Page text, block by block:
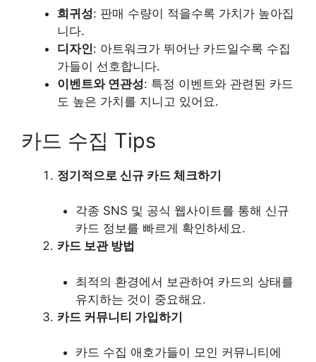
희귀성: 판매 수량이 적을수록 가치가 높아집
니다.
디자인: 아트워크가 뛰어난 카드일수록 수집
가들이 선호합니다.
이벤트와 연관성: 특정 이벤트와 관련된 카드
도 높은 가치를 지니고 있어요.
카드 수집 Tips
정기적으로 신규 카드 체크하기
각종 SNS 및 공식 웹사이트를 통해 신규
카드 정보를 빠르게 확인하세요.
카드 보관 방법
최적의 환경에서 보관하여 카드의 상태를
유지하는 것이 중요해요.
카드 커뮤니티 가입하기
카드 수집 애호가들이 모인 커뮤니티에